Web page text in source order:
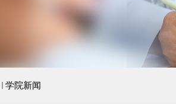
学院新闻